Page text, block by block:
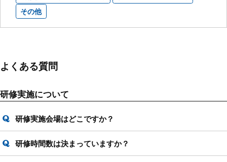
その他
よくある質問
研修実施について
研修実施会場はどこですか？
研修時間数は決まっていますか？